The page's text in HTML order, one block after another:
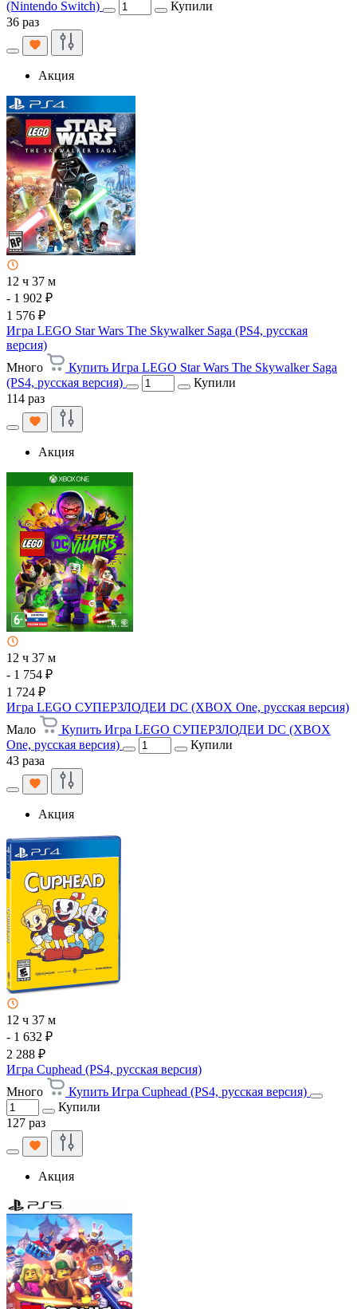
(Nintendo Switch)
Купили
36 раз
Акция
12 ч 37 м
- 1 902 ₽
1 576 ₽
Игра LEGO Star Wars The Skywalker Saga (PS4, русская
версия)
Много
Купить Игра LEGO Star Wars The Skywalker Saga
(PS4, русская версия)
Купили
114 раз
Акция
12 ч 37 м
- 1 754 ₽
1 724 ₽
Игра LEGO СУПЕРЗЛОДЕИ DC (XBOX One, русская версия)
Мало
Купить Игра LEGO СУПЕРЗЛОДЕИ DC (XBOX
One, русская версия)
Купили
43 раза
Акция
12 ч 37 м
- 1 632 ₽
2 288 ₽
Игра Cuphead (PS4, русская версия)
Много
Купить Игра Cuphead (PS4, русская версия)
Купили
127 раз
Акция